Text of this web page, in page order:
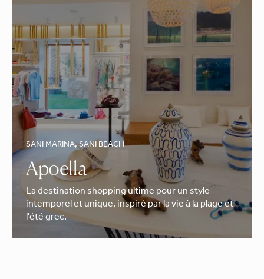
SANI MARINA, SANI BEACH
Apoella
La destination shopping ultime pour un style
intemporel et unique, inspiré par la vie à la plage et
l'été grec.